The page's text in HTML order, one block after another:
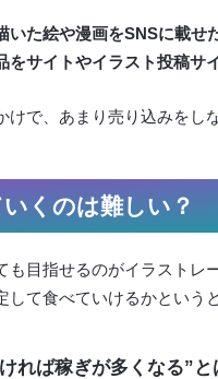
いた絵や漫画をSNSに載せ
をサイトやイラスト投稿サ
けで、あまり売り込みをし
くのは難しい？
も目指せるのがイラストレ
して食べていけるかという
れば稼ぎが多くなる”